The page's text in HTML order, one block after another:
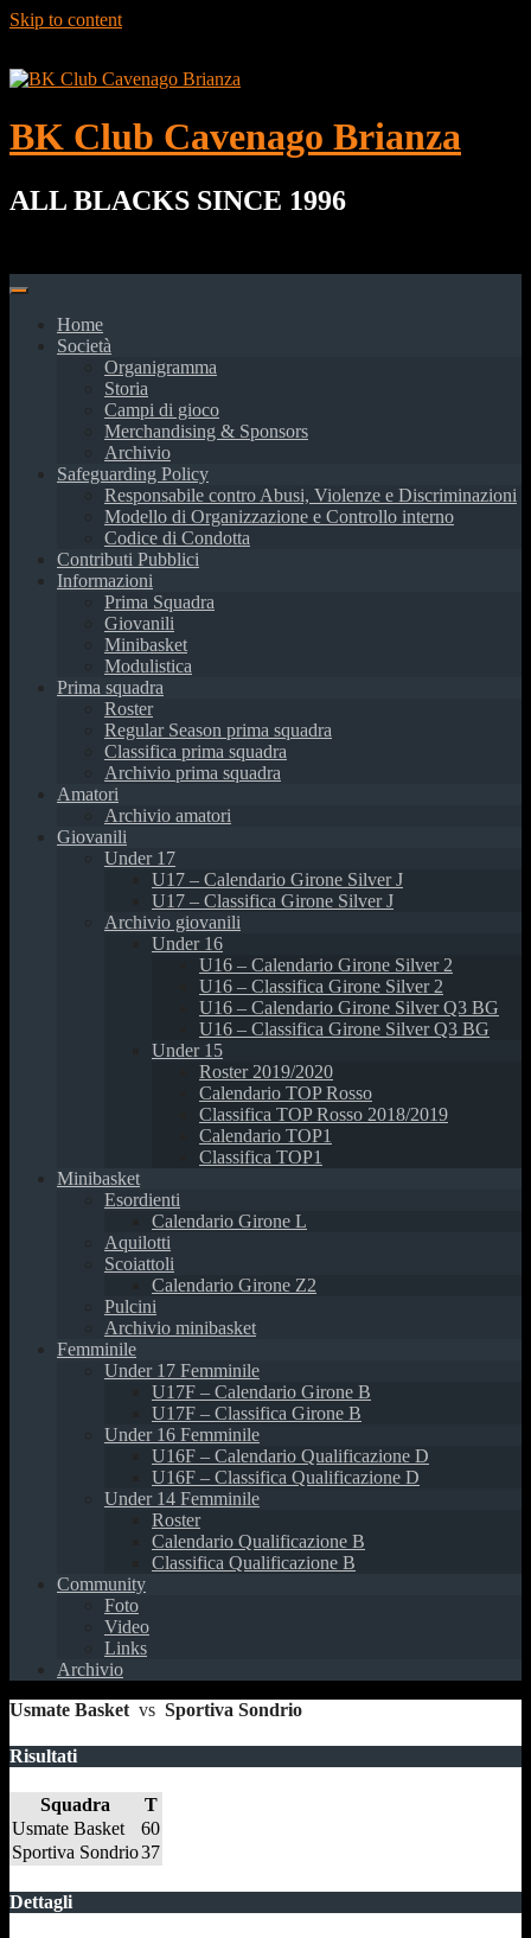
Skip to content
BK Club Cavenago Brianza
ALL BLACKS SINCE 1996
Home
Società
Organigramma
Storia
Campi di gioco
Merchandising & Sponsors
Archivio
Safeguarding Policy
Responsabile contro Abusi, Violenze e Discriminazioni
Modello di Organizzazione e Controllo interno
Codice di Condotta
Contributi Pubblici
Informazioni
Prima Squadra
Giovanili
Minibasket
Modulistica
Prima squadra
Roster
Regular Season prima squadra
Classifica prima squadra
Archivio prima squadra
Amatori
Archivio amatori
Giovanili
Under 17
U17 – Calendario Girone Silver J
U17 – Classifica Girone Silver J
Archivio giovanili
Under 16
U16 – Calendario Girone Silver 2
U16 – Classifica Girone Silver 2
U16 – Calendario Girone Silver Q3 BG
U16 – Classifica Girone Silver Q3 BG
Under 15
Roster 2019/2020
Calendario TOP Rosso
Classifica TOP Rosso 2018/2019
Calendario TOP1
Classifica TOP1
Minibasket
Esordienti
Calendario Girone L
Aquilotti
Scoiattoli
Calendario Girone Z2
Pulcini
Archivio minibasket
Femminile
Under 17 Femminile
U17F – Calendario Girone B
U17F – Classifica Girone B
Under 16 Femminile
U16F – Calendario Qualificazione D
U16F – Classifica Qualificazione D
Under 14 Femminile
Roster
Calendario Qualificazione B
Classifica Qualificazione B
Community
Foto
Video
Links
Archivio
Usmate Basket vs Sportiva Sondrio
Risultati
Squadra
T
Usmate Basket
60
Sportiva Sondrio37
Dettagli